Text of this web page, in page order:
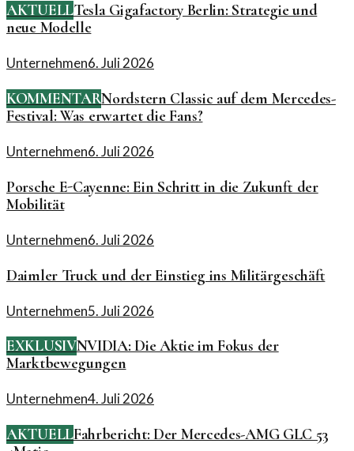
AKTUELLTesla Gigafactory Berlin: Strategie und
neue Modelle
Unternehmen6. Juli 2026
KOMMENTARNordstern Classic auf dem Mercedes-
Festival: Was erwartet die Fans?
Unternehmen6. Juli 2026
Porsche E-Cayenne: Ein Schritt in die Zukunft der
Mobilität
Unternehmen6. Juli 2026
Daimler Truck und der Einstieg ins Militärgeschäft
Unternehmen5. Juli 2026
EXKLUSIVNVIDIA: Die Aktie im Fokus der
Marktbewegungen
Unternehmen4. Juli 2026
AKTUELLFahrbericht: Der Mercedes-AMG GLC 53